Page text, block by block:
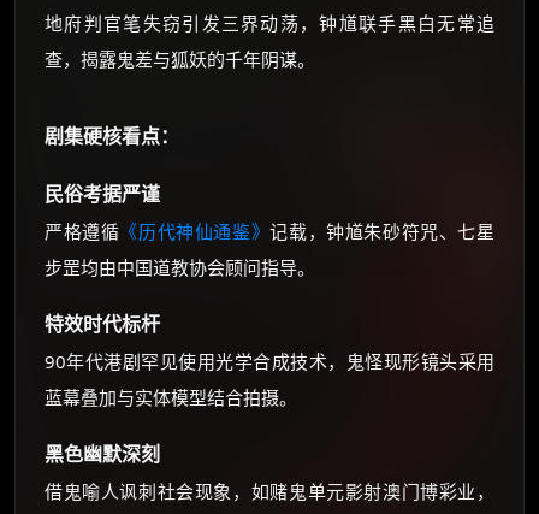
地府判官笔失窃引发三界动荡，钟馗联手黑白无常追
查，揭露鬼差与狐妖的千年阴谋。
剧集硬核看点：
民俗考据严谨
严格遵循 《历代神仙通鉴》记载，钟馗朱砂符咒、七星
步罡均由中国道教协会顾问指导。
特效时代标杆
90年代港剧罕见使用光学合成技术，鬼怪现形镜头采用
蓝幕叠加与实体模型结合拍摄。
黑色幽默深刻
借鬼喻人讽刺社会现象，如赌鬼单元影射澳门博彩业，